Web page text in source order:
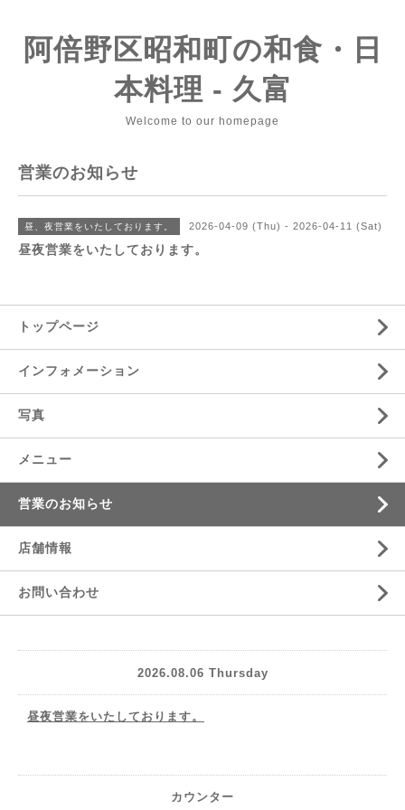
阿倍野区昭和町の和食・日
本料理 - 久富
Welcome to our homepage
営業のお知らせ
昼、夜営業をいたしております。 2026-04-09 (Thu) - 2026-04-11 (Sat)
昼夜営業をいたしております。
トップページ
インフォメーション
写真
メニュー
営業のお知らせ
店舗情報
お問い合わせ
2026.08.06 Thursday
昼夜営業をいたしております。
カウンター